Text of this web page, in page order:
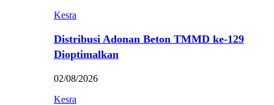
Kesra
Distribusi Adonan Beton TMMD ke-129
Dioptimalkan
02/08/2026
Kesra